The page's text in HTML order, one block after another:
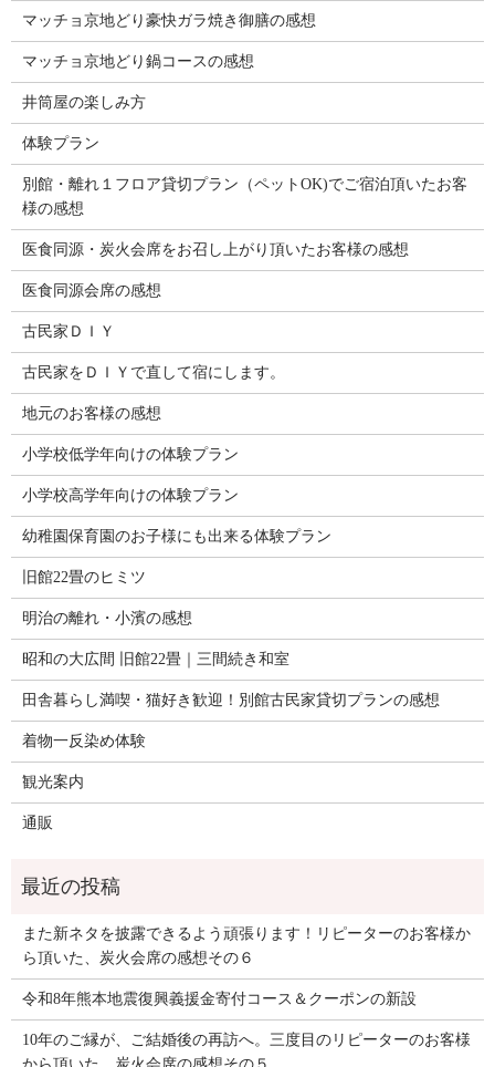
マッチョ京地どり豪快ガラ焼き御膳の感想
マッチョ京地どり鍋コースの感想
井筒屋の楽しみ方
体験プラン
別館・離れ１フロア貸切プラン（ペットOK)でご宿泊頂いたお客
様の感想
医食同源・炭火会席をお召し上がり頂いたお客様の感想
医食同源会席の感想
古民家ＤＩＹ
古民家をＤＩＹで直して宿にします。
地元のお客様の感想
小学校低学年向けの体験プラン
小学校高学年向けの体験プラン
幼稚園保育園のお子様にも出来る体験プラン
旧館22畳のヒミツ
明治の離れ・小濱の感想
昭和の大広間 旧館22畳｜三間続き和室
田舎暮らし満喫・猫好き歓迎！別館古民家貸切プランの感想
着物一反染め体験
観光案内
通販
また新ネタを披露できるよう頑張ります！リピーターのお客様か
ら頂いた、炭火会席の感想その６
令和8年熊本地震復興義援金寄付コース＆クーポンの新設
10年のご縁が、ご結婚後の再訪へ。三度目のリピーターのお客様